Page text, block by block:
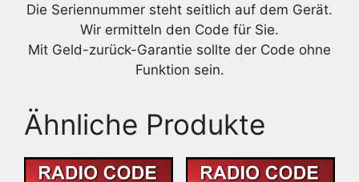
Die Seriennummer steht seitlich auf dem Gerät.
Wir ermitteln den Code für Sie.
Mit Geld-zurück-Garantie sollte der Code ohne
Funktion sein.
Ähnliche Produkte